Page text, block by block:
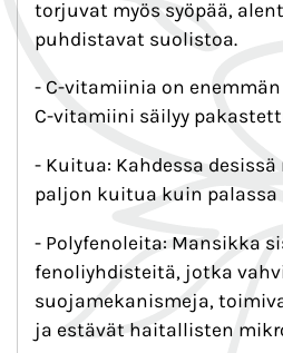
torjuvat myös syöpää,
puhdistavat suolistoa.
- C-vitamiinia on
C-vitamiini säilyy
- Kuitua: Kahdessa
paljon kuitua kuin palassa
- Polyfenoleita: Mansikka
fenoliyhdisteitä, jotka
suojamekanismeja,
ja estävät haitallisten